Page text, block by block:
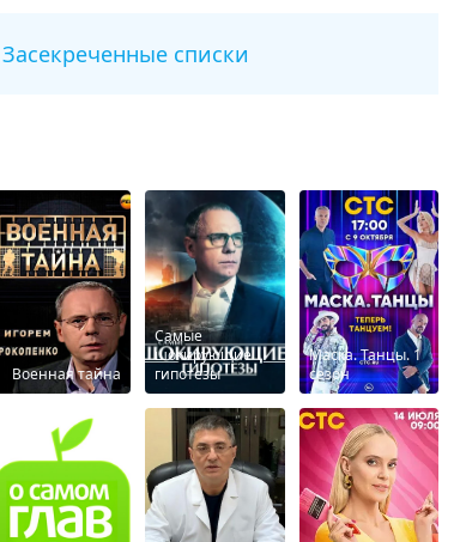
Засекреченные списки
Военная тайна
Самые
шокирующие
гипотезы
Маска. Танцы. 1
сезон